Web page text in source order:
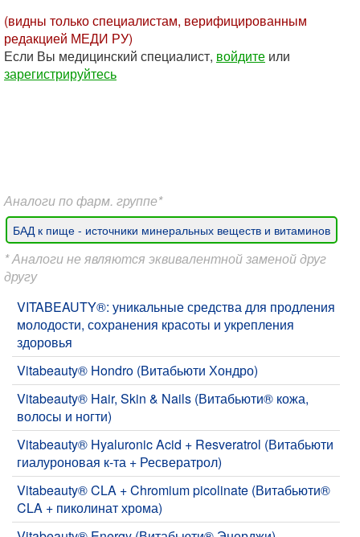
(видны только специалистам, верифицированным
редакцией МЕДИ РУ)
Если Вы медицинский специалист, войдите или
зарегистрируйтесь
Аналоги по фарм. группе*
БАД к пище - источники минеральных веществ и витаминов
* Аналоги не являются эквивалентной заменой друг
другу
VITABEAUTY®: уникальные средства для продления
молодости, сохранения красоты и укрепления
здоровья
Vitabeauty® Hondro (Витабьюти Хондро)
Vitabeauty® Hair, Skin & Nails (Витабьюти® кожа,
волосы и ногти)
Vitabeauty® Hyaluronic Acid + Resveratrol (Витабьюти
гиалуроновая к-та + Ресвератрол)
Vitabeauty® CLA + Chromium picolinate (Витабьюти®
CLA + пиколинат хрома)